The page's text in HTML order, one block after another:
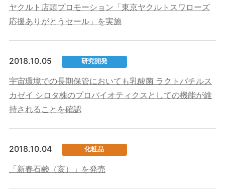
ヤクルト店頭プロモーション「東京ヤクルトスワローズ
応援ありがとうセール」を実施
2018.10.05 研究開発
宇宙環境での長期保管においても乳酸菌 ラクトバチルス
カゼイ シロタ株のプロバイオティクスとしての機能が維
持されることを確認
2018.10.04 化粧品
「新春石鹸（亥）」を発売